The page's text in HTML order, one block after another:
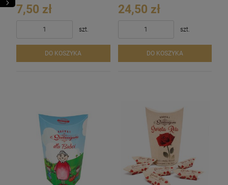
7,50 zł
szt.
DO KOSZYKA
24,50 zł
szt.
DO KOSZYKA